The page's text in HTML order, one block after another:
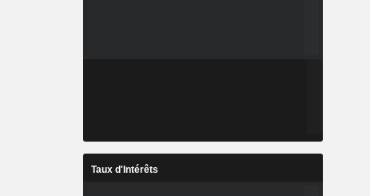
Taux d'Intérêts